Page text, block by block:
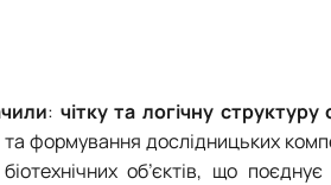
: чітку та логічну
формування дослідницьких
об’єктів, що поєднує